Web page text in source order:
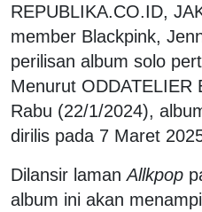
REPUBLIKA.CO.ID,
member Blackpink,
perilisan album solo
Menurut ODDATELIER
Rabu (22/1/2024),
dirilis pada 7 Maret
Dilansir lamanAllkpop
album ini akan